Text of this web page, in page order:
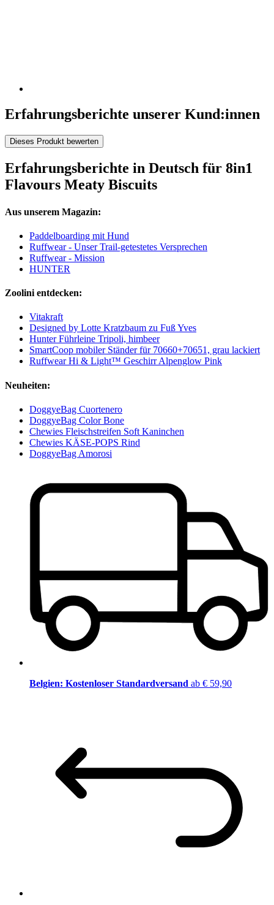
Erfahrungsberichte unserer Kund:innen
Dieses Produkt bewerten
Erfahrungsberichte in Deutsch für 8in1
Flavours Meaty Biscuits
Aus unserem Magazin:
Paddelboarding mit Hund
Ruffwear - Unser Trail-getestetes Versprechen
Ruffwear - Mission
HUNTER
Zoolini entdecken:
Vitakraft
Designed by Lotte Kratzbaum zu Fuß Yves
Hunter Führleine Tripoli, himbeer
SmartCoop mobiler Ständer für 70660+70651, grau lackiert
Ruffwear Hi & Light™ Geschirr Alpenglow Pink
Neuheiten:
DoggyeBag Cuortenero
DoggyeBag Color Bone
Chewies Fleischstreifen Soft Kaninchen
Chewies KÄSE-POPS Rind
DoggyeBag Amorosi
Belgien: Kostenloser Standardversand ab € 59,90